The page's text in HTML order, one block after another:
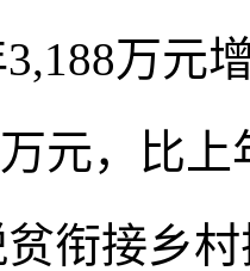
万元
元，比
衔接乡